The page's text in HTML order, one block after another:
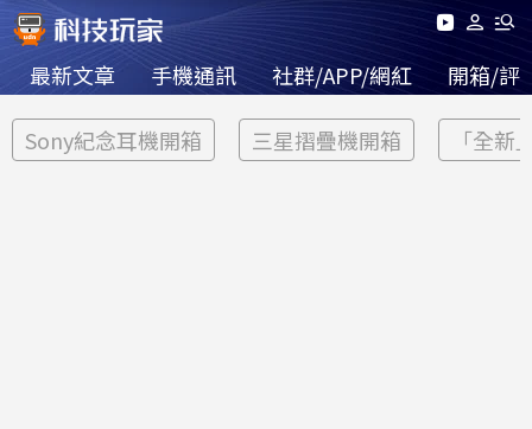
最新文章 手機通訊 社群/APP/網紅 開箱/評
Sony紀念耳機開箱 三星摺疊機開箱 「全新